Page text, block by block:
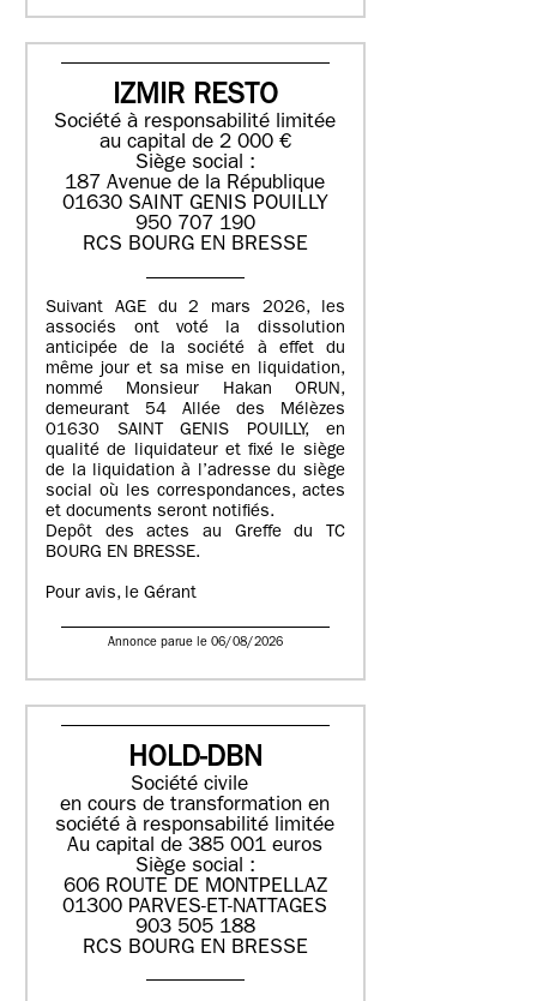
IZMIR RESTO
Société à responsabilité limitée
au capital de 2 000 €
Siège social :
187 Avenue de la République
01630 SAINT GENIS POUILLY
950 707 190
RCS BOURG EN BRESSE
Suivant AGE du 2 mars 2026, les
associés ont voté la dissolution
anticipée de la société à effet du
même jour et sa mise en liquidation,
nommé Monsieur Hakan ORUN,
demeurant 54 Allée des Mélèzes
01630 SAINT GENIS POUILLY, en
qualité de liquidateur et fixé le siège
de la liquidation à l’adresse du siège
social où les correspondances, actes
et documents seront notifiés.
Depôt des actes au Greffe du TC
BOURG EN BRESSE.
Pour avis, le Gérant
Annonce parue le 06/08/2026
HOLD-DBN
Société civile
en cours de transformation en
société à responsabilité limitée
Au capital de 385 001 euros
Siège social :
606 ROUTE DE MONTPELLAZ
01300 PARVES-ET-NATTAGES
903 505 188
RCS BOURG EN BRESSE